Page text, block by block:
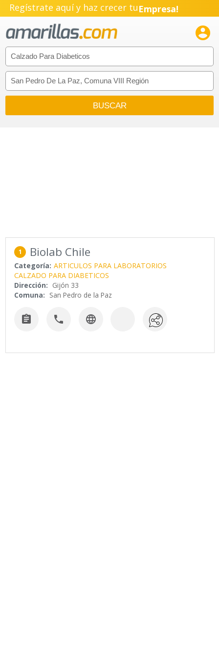
Regístrate aquí y haz crecer tuEmpresa!
Pyme!
Emprendimiento!

1 Biolab Chile
Categoría: ARTICULOS PARA LABORATORIOS
CALZADO PARA DIABETICOS
Dirección: Gijón 33
Comuna: San Pedro de la Paz
  